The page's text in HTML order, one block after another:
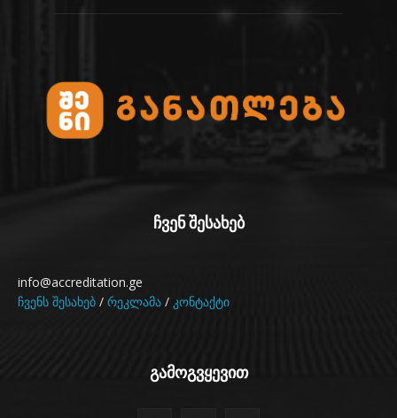
ჩვენ შესახებ
info@accreditation.ge
ჩვენს შესახებ / რეკლამა / კონტაქტი
გამოგვყევით